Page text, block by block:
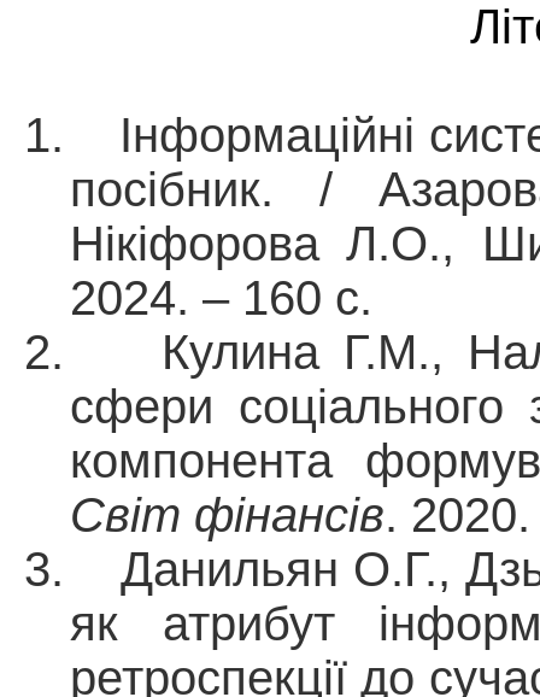
1.
Інформаційні
посібник. /
Нікіфорова Л.О.,
2024. – 160 с.
2. Кулина Г.М.,
сфери соціального
компонента
Світ фінансів.
3. Данильян О.Г.,
як атрибут
ретроспекції до